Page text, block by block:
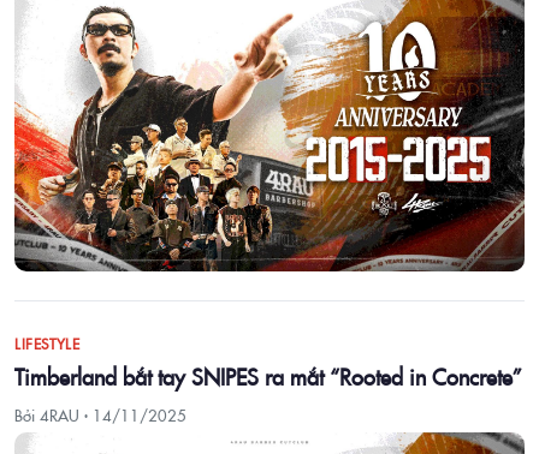
LIFESTYLE
Timberland bắt tay SNIPES ra mắt “Rooted in Concrete”
Bởi 4RAU · 14/11/2025